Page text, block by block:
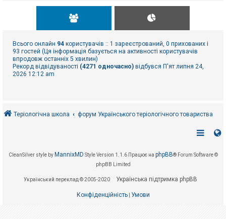
Всього онлайн 94 користувачів :: 1 зареєстрований, 0 прихованих і
93 гостей (Ця інформація базується на активності користувачів
впродовж останніх 5 хвилин)
Рекорд відвідуваності (4271 одночасно) відбувся П'ят липня 24,
2026 12:12 am
Теріологічна школа форум Українського теріологічного товариства
CleanSilver style by MannixMD Style Version 1.1.6 Працює на phpBB® Forum Software ©
phpBB Limited
Український переклад © 2005-2020 Українська підтримка phpBB
Конфіденційність| Умови